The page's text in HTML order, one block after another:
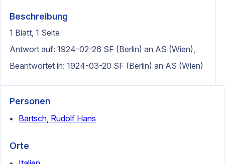
Beschreibung
1 Blatt, 1 Seite
Antwort auf: 1924-02-26 SF (Berlin) an AS (Wien),
Beantwortet in: 1924-03-20 SF (Berlin) an AS (Wien)
Personen
Bartsch, Rudolf Hans
Orte